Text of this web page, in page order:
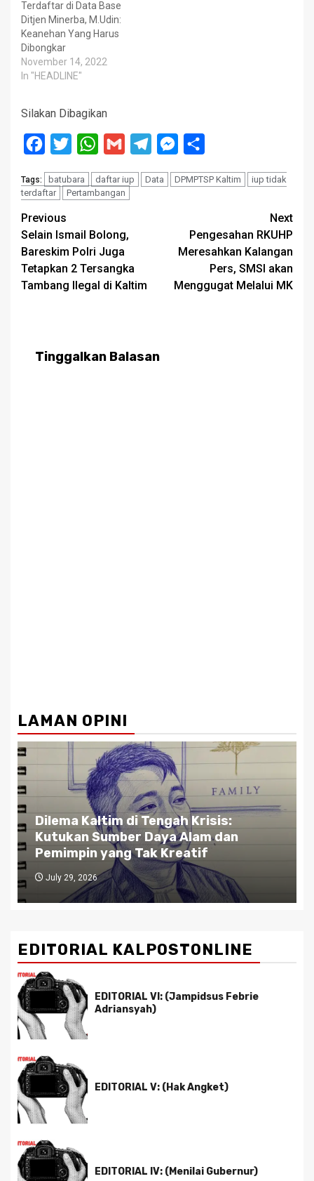
Terdaftar di Data Base
Ditjen Minerba, M.Udin:
Keanehan Yang Harus
Dibongkar
November 14, 2022
In "HEADLINE"
Silakan Dibagikan
Facebook
Twitter WhatsApp
Gmail TelegramMessenger
Tags: batubara daftar iup Data DPMPTSP Kaltim
iup tidak
terdaftar
Pertambangan
Post
navigation
Previous
Selain Ismail Bolong,
Bareskim Polri Juga
Tetapkan 2 Tersangka
Tambang Ilegal di Kaltim
Next
Pengesahan RKUHP
Meresahkan Kalangan
Pers, SMSI akan
Menggugat Melalui MK
Tinggalkan Balasan
LAMAN OPINI
Dilema Kaltim di Tengah Krisis:
Kutukan Sumber Daya Alam dan
Pemimpin yang Tak Kreatif
July 29, 2026
EDITORIAL KALPOSTONLINE
EDITORIAL VI: (Jampidsus Febrie
Adriansyah)
EDITORIAL V: (Hak Angket)
EDITORIAL IV: (Menilai Gubernur)